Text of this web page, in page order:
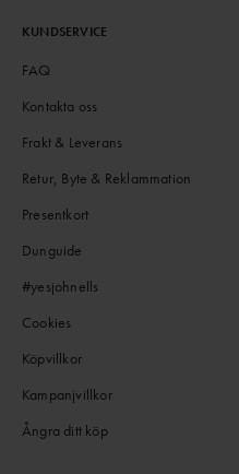
KUNDSERVICE
FAQ
Kontakta oss
Frakt & Leverans
Retur, Byte & Reklammation
Presentkort
Dunguide
#yesjohnells
Cookies
Köpvillkor
Kampanjvillkor
Ångra ditt köp